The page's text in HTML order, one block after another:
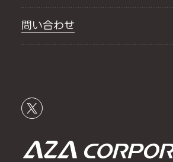
問い合わせ